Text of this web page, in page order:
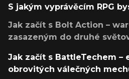
S jakým vyprávěcím RPG
Jak začít s Bolt Action –
zasazeným do druhé
Jak začít s BattleTechem –
obrovitých válečných